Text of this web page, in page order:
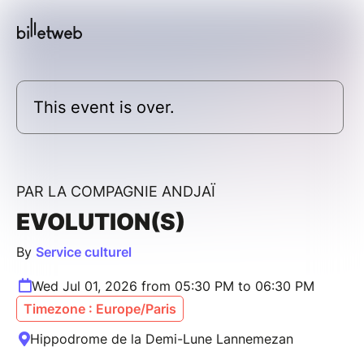
This event is over.
PAR LA COMPAGNIE ANDJAÏ
EVOLUTION(S)
By Service culturel
Wed Jul 01, 2026 from 05:30 PM to 06:30 PM
Timezone : Europe/Paris
Hippodrome de la Demi-Lune Lannemezan